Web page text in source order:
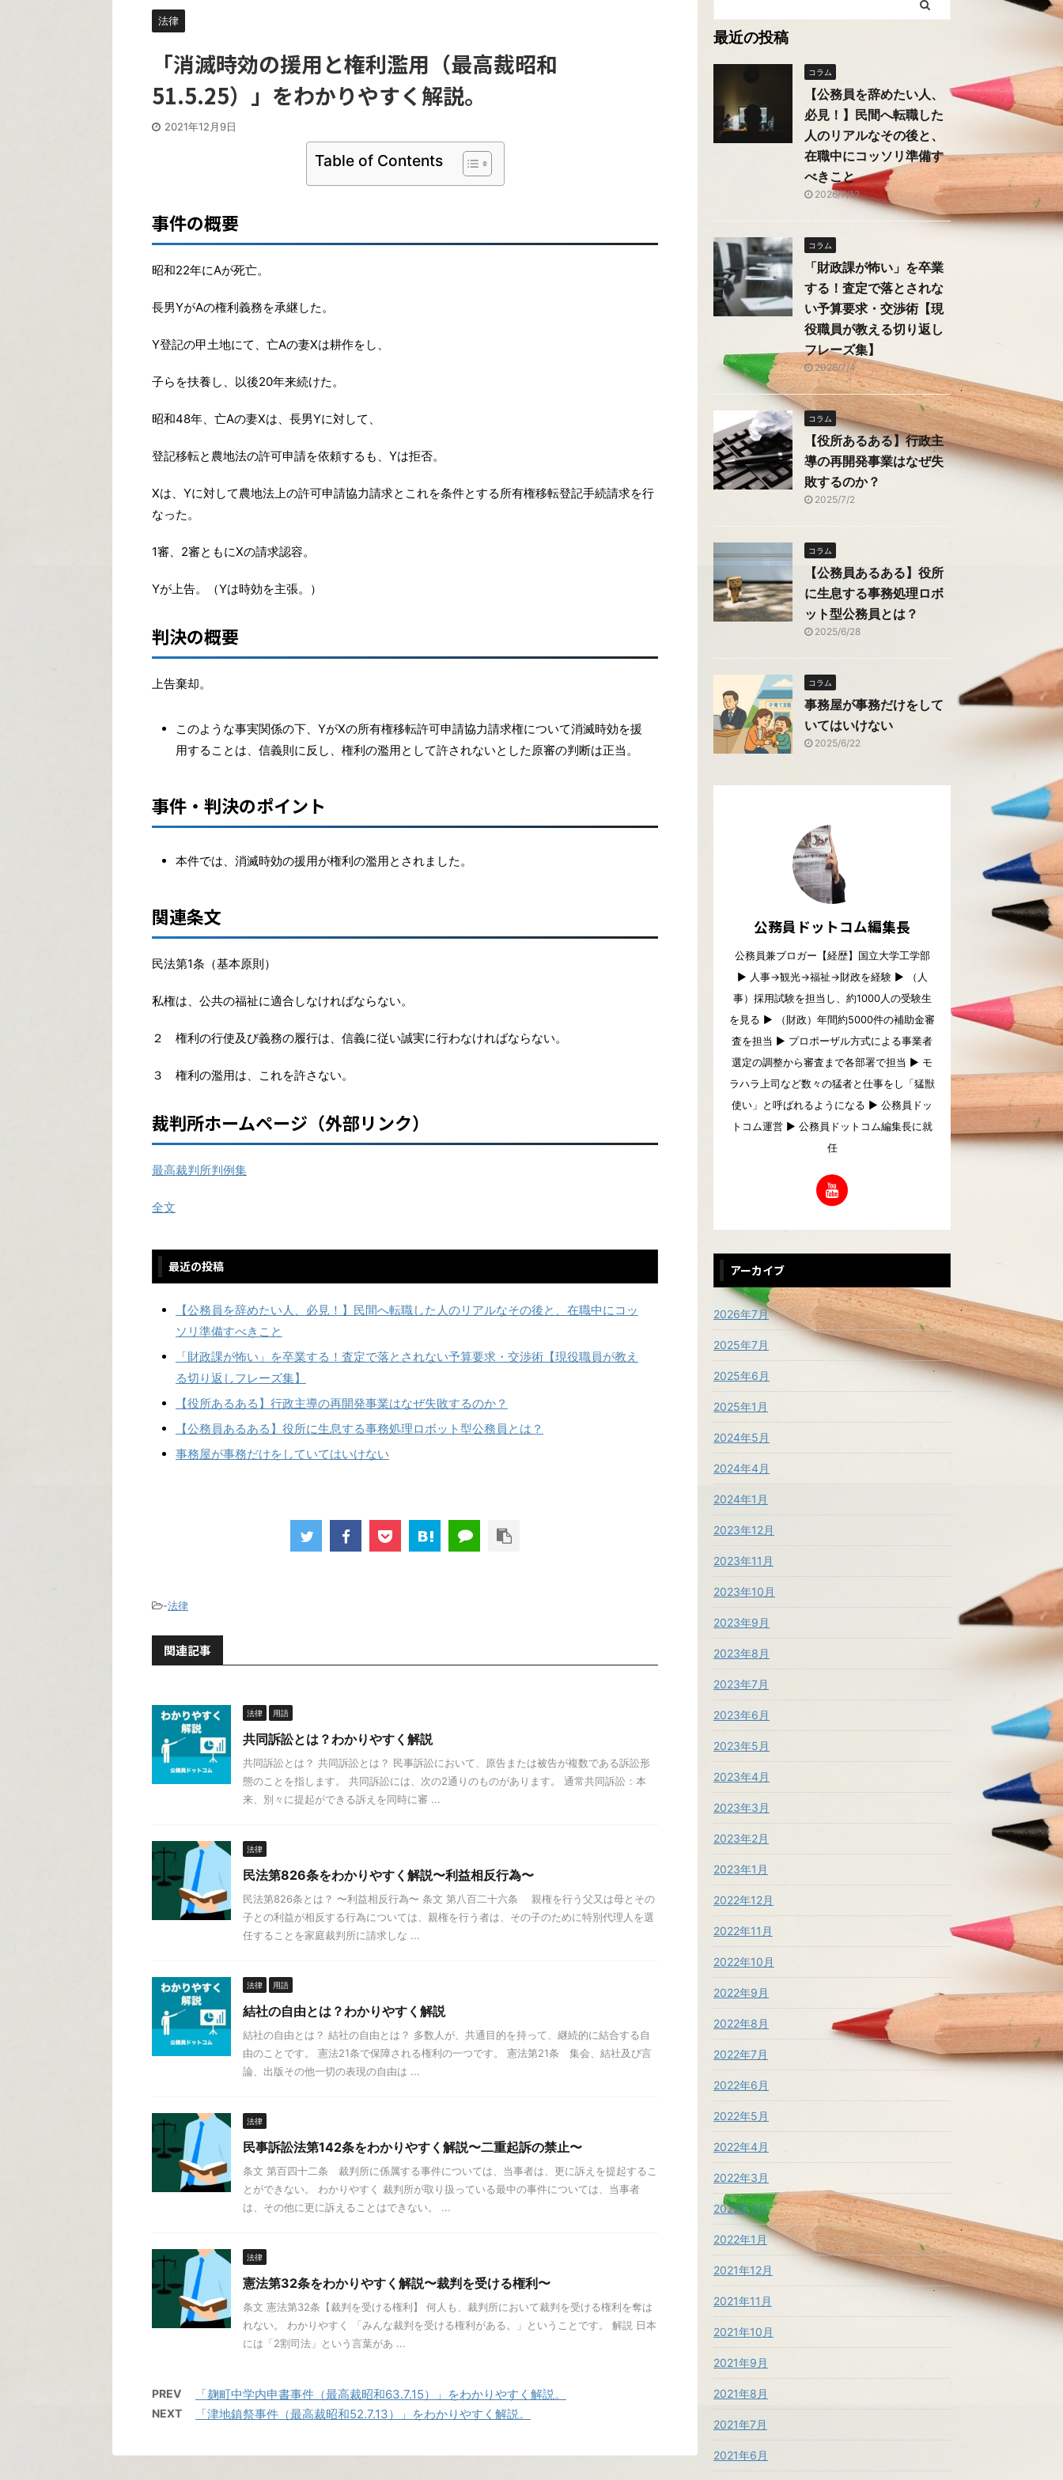
法律
「消滅時効の援用と権利濫用（最高裁昭和
51.5.25）」をわかりやすく解説。
2021年12月9日
Table of Contents
事件の概要
昭和22年にAが死亡。
長男YがAの権利義務を承継した。
Y登記の甲土地にて、亡Aの妻Xは耕作をし、
子らを扶養し、以後20年来続けた。
昭和48年、亡Aの妻Xは、長男Yに対して、
登記移転と農地法の許可申請を依頼するも、Yは拒否。
Xは、Yに対して農地法上の許可申請協力請求とこれを条件とする所有権移転登記手続請求を行
なった。
1審、2審ともにXの請求認容。
Yが上告。（Yは時効を主張。）
判決の概要
上告棄却。
このような事実関係の下、YがXの所有権移転許可申請協力請求権について消滅時効を援
用することは、信義則に反し、権利の濫用として許されないとした原審の判断は正当。
事件・判決のポイント
本件では、消滅時効の援用が権利の濫用とされました。
関連条文
民法第1条（基本原則）
私権は、公共の福祉に適合しなければならない。
２ 権利の行使及び義務の履行は、信義に従い誠実に行わなければならない。
３ 権利の濫用は、これを許さない。
裁判所ホームページ（外部リンク）
最高裁判所判例集
全文
最近の投稿
【公務員を辞めたい人、必見！】民間へ転職した人のリアルなその後と、在職中にコッ
ソリ準備すべきこと
「財政課が怖い」を卒業する！査定で落とされない予算要求・交渉術【現役職員が教え
る切り返しフレーズ集】
【役所あるある】行政主導の再開発事業はなぜ失敗するのか？
【公務員あるある】役所に生息する事務処理ロボット型公務員とは？
事務屋が事務だけをしていてはいけない
-法律
関連記事
法律 用語
共同訴訟とは？わかりやすく解説
共同訴訟とは？ 共同訴訟とは？ 民事訴訟において、原告または被告が複数である訴訟形
態のことを指します。 共同訴訟には、次の2通りのものがあります。 通常共同訴訟：本
来、別々に提起ができる訴えを同時に審 ...
法律
民法第826条をわかりやすく解説〜利益相反行為〜
民法第826条とは？ 〜利益相反行為〜 条文 第八百二十六条 親権を行う父又は母とその
子との利益が相反する行為については、親権を行う者は、その子のために特別代理人を選
任することを家庭裁判所に請求しな ...
法律 用語
結社の自由とは？わかりやすく解説
結社の自由とは？ 結社の自由とは？ 多数人が、共通目的を持って、継続的に結合する自
由のことです。 憲法21条で保障される権利の一つです。 憲法第21条 集会、結社及び言
論、出版その他一切の表現の自由は ...
法律
民事訴訟法第142条をわかりやすく解説〜二重起訴の禁止〜
条文 第百四十二条 裁判所に係属する事件については、当事者は、更に訴えを提起するこ
とができない。 わかりやすく 裁判所が取り扱っている最中の事件については、当事者
は、その他に更に訴えることはできない。 ...
法律
憲法第32条をわかりやすく解説〜裁判を受ける権利〜
条文 憲法第32条【裁判を受ける権利】 何人も、裁判所において裁判を受ける権利を奪は
れない。 わかりやすく 「みんな裁判を受ける権利がある。」ということです。 解説 日本
には「2割司法」という言葉があ ...
PREV 「麹町中学内申書事件（最高裁昭和63.7.15）」をわかりやすく解説。
NEXT 「津地鎮祭事件（最高裁昭和52.7.13）」をわかりやすく解説。
最近の投稿
コラム
【公務員を辞めたい人、
必見！】民間へ転職した
人のリアルなその後と、
在職中にコッソリ準備す
べきこと
2026/7/12
コラム
「財政課が怖い」を卒業
する！査定で落とされな
い予算要求・交渉術【現
役職員が教える切り返し
フレーズ集】
2026/7/4
コラム
【役所あるある】行政主
導の再開発事業はなぜ失
敗するのか？
2025/7/2
コラム
【公務員あるある】役所
に生息する事務処理ロボ
ット型公務員とは？
2025/6/28
コラム
事務屋が事務だけをして
いてはいけない
2025/6/22
公務員ドットコム編集長
公務員兼ブロガー【経歴】国立大学工学部
▶︎ 人事→観光→福祉→財政を経験 ▶︎ （人
事）採用試験を担当し、約1000人の受験生
を見る ▶︎ （財政）年間約5000件の補助金審
査を担当 ▶︎ プロポーザル方式による事業者
選定の調整から審査まで各部署で担当 ▶︎ モ
ラハラ上司など数々の猛者と仕事をし「猛獣
使い」と呼ばれるようになる ▶︎ 公務員ドッ
トコム運営 ▶︎ 公務員ドットコム編集長に就
任
アーカイブ
2026年7月
2025年7月
2025年6月
2025年1月
2024年5月
2024年4月
2024年1月
2023年12月
2023年11月
2023年10月
2023年9月
2023年8月
2023年7月
2023年6月
2023年5月
2023年4月
2023年3月
2023年2月
2023年1月
2022年12月
2022年11月
2022年10月
2022年9月
2022年8月
2022年7月
2022年6月
2022年5月
2022年4月
2022年3月
2022年2月
2022年1月
2021年12月
2021年11月
2021年10月
2021年9月
2021年8月
2021年7月
2021年6月